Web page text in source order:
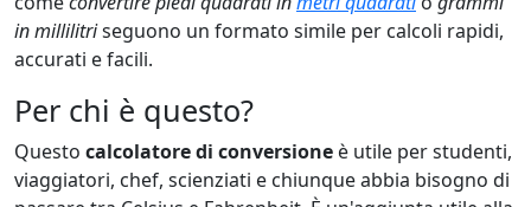
in millilitriseguono un formato simile per calcoli rapidi,
accurati e facili.
Per chi è questo?
Questo calcolatore di conversione è utile per studenti,
viaggiatori, chef, scienziati e chiunque abbia bisogno di